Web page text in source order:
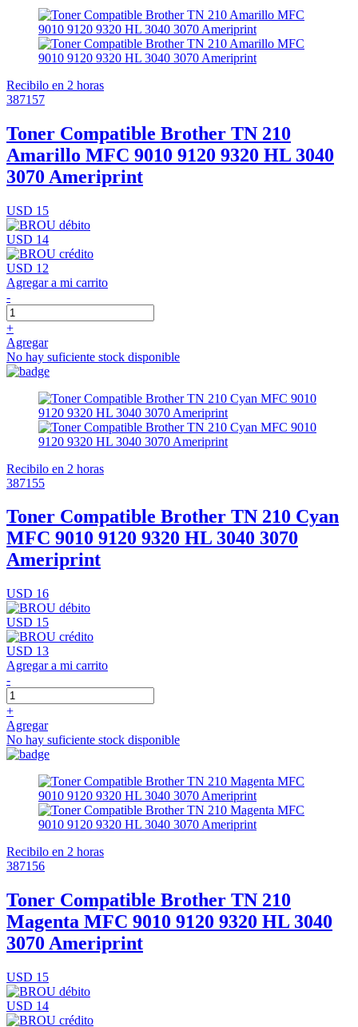
Recibilo en 2 horas
387157
Toner Compatible Brother TN 210
Amarillo MFC 9010 9120 9320 HL 3040
3070 Ameriprint
USD 15
USD 14
USD 12
Agregar a mi carrito
-
+
Agregar
No hay suficiente stock disponible
Recibilo en 2 horas
387155
Toner Compatible Brother TN 210 Cyan
MFC 9010 9120 9320 HL 3040 3070
Ameriprint
USD 16
USD 15
USD 13
Agregar a mi carrito
-
+
Agregar
No hay suficiente stock disponible
Recibilo en 2 horas
387156
Toner Compatible Brother TN 210
Magenta MFC 9010 9120 9320 HL 3040
3070 Ameriprint
USD 15
USD 14